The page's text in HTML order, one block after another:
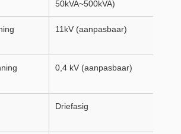
50kVA~500kVA)
11kV (aanpasbaar)
0,4 kV (aanpasbaar)
Driefasig